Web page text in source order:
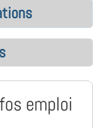
emploi